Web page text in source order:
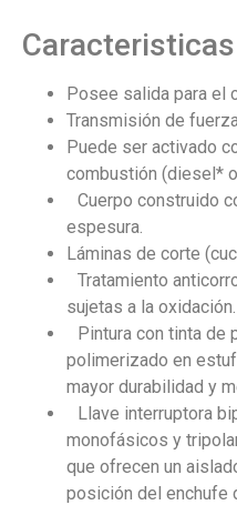
Caracteristicas
Posee salida para el
Transmisión de
Puede ser activado
combustión (diesel*
Cuerpo construido
espesura.
Láminas de corte
Tratamiento
sujetas a la oxidación.
Pintura con tinta de
polimerizado en
mayor durabilidad y
Llave interruptora
monofásicos y
que ofrecen un
posición del enchufe